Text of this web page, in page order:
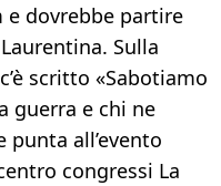
dovrebbe partire
Sulla
scritto «Sabotiamo
guerra e chi ne
punta all’evento
congressi La